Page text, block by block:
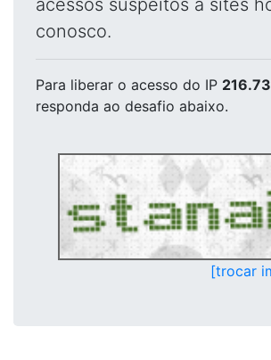
acessos suspeitos a sites
conosco.
Para liberar o acesso do IP
responda ao desafio abaixo.
[trocar